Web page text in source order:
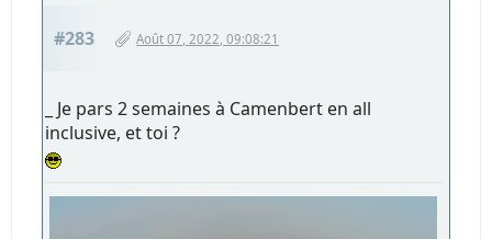
#283 Août 07, 2022, 09:08:21
_ Je pars 2 semaines à Camenbert en all
inclusive, et toi ?